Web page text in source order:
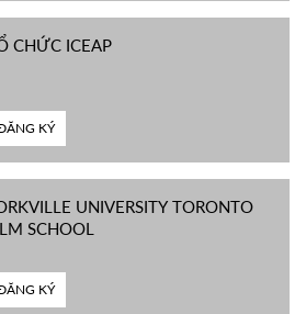
CHỨC ICEAP
KÝ
UNIVERSITY TORONTO
SCHOOL
KÝ